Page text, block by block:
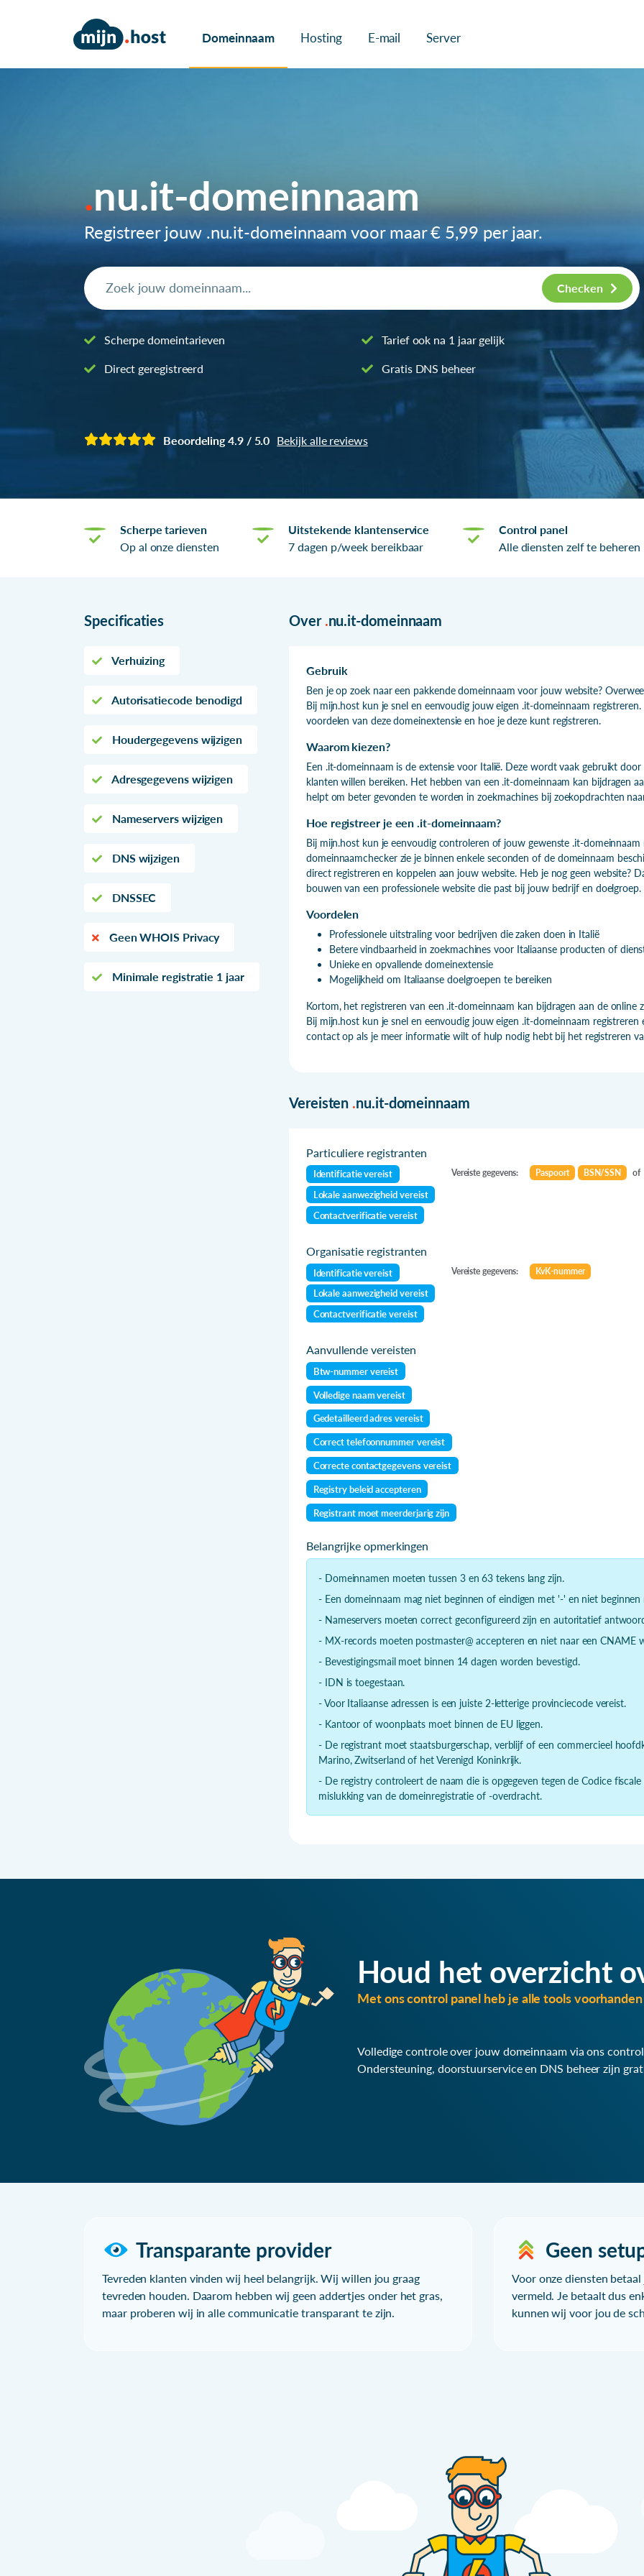
Domeinnaam Hosting E-mail Server
nu.it-domeinnaam
Registreer jouw .nu.it-domeinnaam voor maar€ 5,99 per jaar.
Checken
Scherpe domeintarieven
Direct geregistreerd
Tarief ook na 1 jaar gelijk
Gratis DNS beheer
Beoordeling 4.9 / 5.0 Bekijk alle reviews
Scherpe tarieven
Op al onze diensten
Uitstekende klantenservice
7 dagen p/week bereikbaar
Control panel
Alle diensten zelf te beheren
Specificaties
Verhuizing
Autorisatiecode benodigd
Houdergegevens wijzigen
Adresgegevens wijzigen
Nameservers wijzigen
DNS wijzigen
DNSSEC
Geen WHOIS Privacy
Minimale registratie 1 jaar
Over .nu.it-domeinnaam
Gebruik
Ben je op zoek naar een pakkende domeinnaam voor jouw website?
Bij mijn.host kun je snel en eenvoudig jouw eigen .it-domeinnaam
voordelen van deze domeinextensie en hoe je deze kunt registreren.
Waarom kiezen?
Een .it-domeinnaam is de extensie voor Italië. Deze wordt vaak gebruikt
klanten willen bereiken. Het hebben van een .it-domeinnaam kan bijdragen
helpt om beter gevonden te worden in zoekmachines bij zoekopdrachten
Hoe registreer je een .it-domeinnaam?
Bij mijn.host kun je eenvoudig controleren of jouw gewenste .it-
domeinnaamchecker zie je binnen enkele seconden of de domeinnaam
direct registreren en koppelen aan jouw website. Heb je nog geen website?
bouwen van een professionele website die past bij jouw bedrijf en doelgroep.
Voordelen
Professionele uitstraling voor bedrijven die zaken doen in Italië
Betere vindbaarheid in zoekmachines voor Italiaanse producten of
Unieke en opvallende domeinextensie
Mogelijkheid om Italiaanse doelgroepen te bereiken
Kortom, het registreren van een .it-domeinnaam kan bijdragen aan de
Bij mijn.host kun je snel en eenvoudig jouw eigen .it-domeinnaam
contact op als je meer informatie wilt of hulp nodig hebt bij het registreren
Vereisten .nu.it-domeinnaam
Particuliere registranten
Identificatie vereist
Lokale aanwezigheid vereist
Contactverificatie vereist
Vereiste gegevens: Paspoort BSN/SSN of
Organisatie registranten
Identificatie vereist
Lokale aanwezigheid vereist
Contactverificatie vereist
Vereiste gegevens: KvK-nummer
Aanvullende vereisten
Btw-nummer vereist
Volledige naam vereist
Gedetailleerd adres vereist
Correct telefoonnummer vereist
Correcte contactgegevens vereist
Registry beleid accepteren
Registrant moet meerderjarig zijn
Belangrijke opmerkingen
- Domeinnamen moeten tussen 3 en 63 tekens lang zijn.
- Een domeinnaam mag niet beginnen of eindigen met '-' en niet beginnen
- Nameservers moeten correct geconfigureerd zijn en autoritatief
- MX-records moeten postmaster@ accepteren en niet naar een CNAME
- Bevestigingsmail moet binnen 14 dagen worden bevestigd.
- IDN is toegestaan.
- Voor Italiaanse adressen is een juiste 2-letterige provinciecode vereist.
- Kantoor of woonplaats moet binnen de EU liggen.
- De registrant moet staatsburgerschap, verblijf of een commercieel
Marino, Zwitserland of het Verenigd Koninkrijk.
- De registry controleert de naam die is opgegeven tegen de Codice
mislukking van de domeinregistratie of -overdracht.
Houd het overzicht
Met ons control panel heb je alle tools
Volledige controle over jouw domeinnaam via ons
Ondersteuning, doorstuurservice en DNS beheer zijn
Transparante provider
Tevreden klanten vinden wij heel belangrijk. Wij willen jou graag
tevreden houden. Daarom hebben wij geen addertjes onder het gras,
maar proberen wij in alle communicatie transparant te zijn.
Geen
Voor onze diensten
vermeld. Je betaalt dus
kunnen wij voor jou de